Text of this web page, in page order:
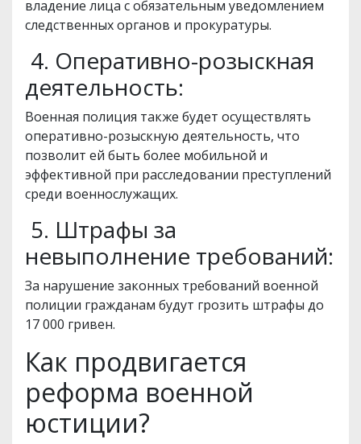
владение лица с обязательным уведомлением
следственных органов и прокуратуры.
4. Оперативно-розыскная
деятельность:
Военная полиция также будет осуществлять
оперативно-розыскную деятельность, что
позволит ей быть более мобильной и
эффективной при расследовании преступлений
среди военнослужащих.
5. Штрафы за
невыполнение требований:
За нарушение законных требований военной
полиции гражданам будут грозить штрафы до
17 000 гривен.
Как продвигается
реформа военной
юстиции?